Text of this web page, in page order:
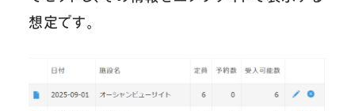
想定です。